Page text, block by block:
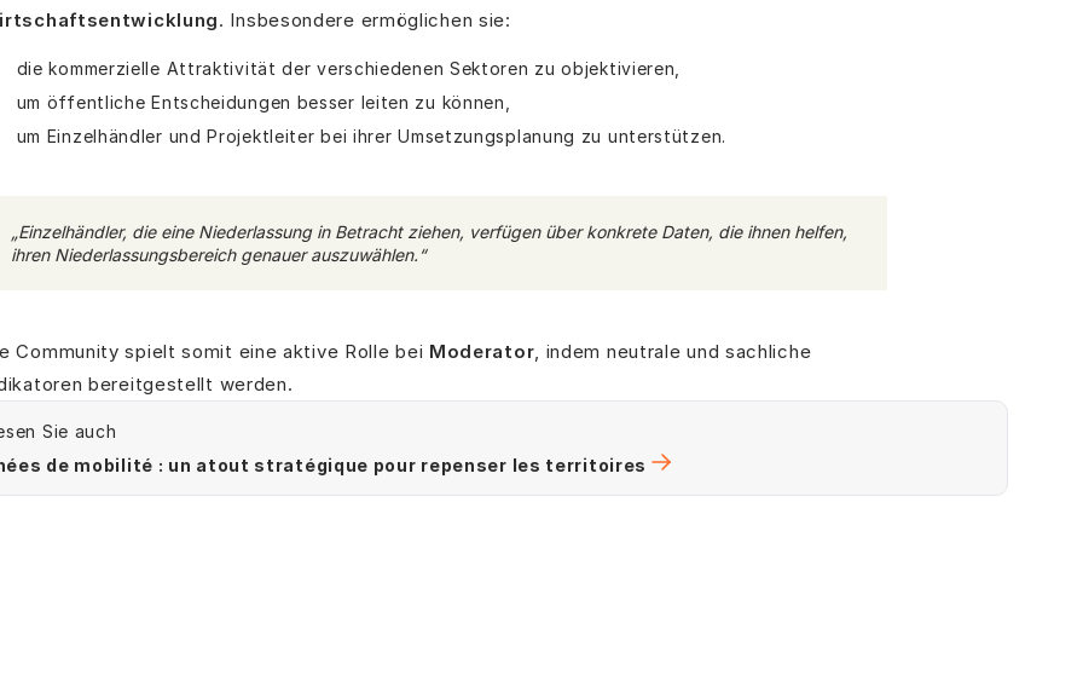
. Insbesondere ermöglichen sie:
die kommerzielle Attraktivität der verschiedenen Sektoren zu objektivieren,
um öffentliche Entscheidungen besser leiten zu können,
um Einzelhändler und Projektleiter bei ihrer Umsetzungsplanung zu unterstützen.
„Einzelhändler, die eine Niederlassung in Betracht ziehen, verfügen über konkrete Daten, die ihnen helfen,
ihren Niederlassungsbereich genauer auszuwählen.“
Community spielt somit eine aktive Rolle bei Moderator, indem neutrale und sachliche
bereitgestellt werden.
Sie auch
de mobilité : un atout stratégique pour repenser les territoires